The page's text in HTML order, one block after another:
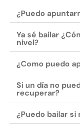
¿Puedo
Ya sé bailar
nivel?
¿Como puedo
Si un día no
recuperar?
¿Puedo bailar si